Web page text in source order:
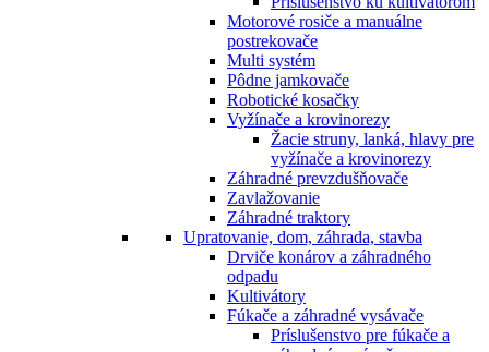
Motorové rosiče a manuálne
postrekovače
Multi systém
Pôdne jamkovače
Robotické kosačky
Vyžínače a krovinorezy
Žacie struny, lanká, hlavy pre
vyžínače a krovinorezy
Záhradné prevzdušňovače
Zavlažovanie
Záhradné traktory
Upratovanie, dom, záhrada, stavba
Drviče konárov a záhradného
odpadu
Kultivátory
Fúkače a záhradné vysávače
Príslušenstvo pre fúkače a